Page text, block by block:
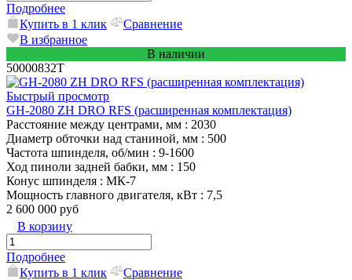
Подробнее
Купить в 1 клик
Сравнение
В избранное
В наличии
50000832T
Быстрый просмотр
GH-2080 ZH DRO RFS (расширенная комплектация)
Расстояние между центрами, мм : 2030
Диаметр обточки над станиной, мм : 500
Частота шпинделя, об/мин : 9-1600
Ход пиноли задней бабки, мм : 150
Конус шпинделя : МК-7
Мощность главного двигателя, кВт : 7,5
2 600 000 руб
В корзину
Подробнее
Купить в 1 клик
Сравнение